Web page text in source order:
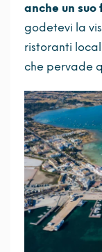
anche un suo
godetevi la
ristoranti
che pervade